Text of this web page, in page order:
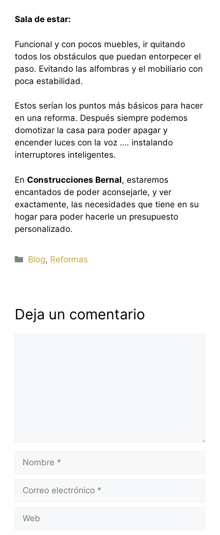
Sala de estar:
​​Funcional y con pocos muebles, ir quitando
todos los obstáculos que puedan entorpecer el
paso. Evitando las alfombras y el mobiliario con
poca estabilidad.
Estos serían los puntos más básicos para hacer
en una reforma. Después siempre podemos
domotizar la casa para poder apagar y
encender luces con la voz …. instalando
interruptores inteligentes.
En Construcciones Bernal, estaremos
encantados de poder aconsejarle, y ver
exactamente, las necesidades que tiene en su
hogar para poder hacerle un presupuesto
personalizado.
Categorías
Blog, Reformas
Deja un comentario
electrónico